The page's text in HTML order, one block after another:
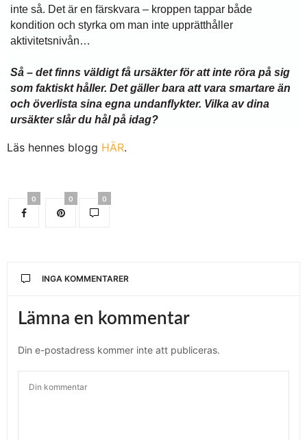
inte så. Det är en färskvara – kroppen tappar både
kondition och styrka om man inte upprätthåller
aktivitetsnivån…
Så – det finns väldigt få ursäkter för att inte röra på sig
som faktiskt håller. Det gäller bara att vara smartare än
och överlista sina egna undanflykter. Vilka av dina
ursäkter slår du hål på idag?
Läs hennes blogg HÄR.
0 0 0
INGA KOMMENTARER
Lämna en kommentar
Din e-postadress kommer inte att publiceras.